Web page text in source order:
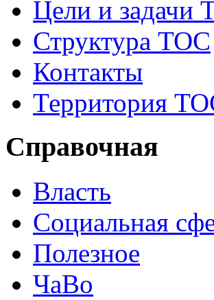
Цели и задачи
Структура ТОС
Контакты
Территория
Справочная
Власть
Социальная
Полезное
ЧаВо